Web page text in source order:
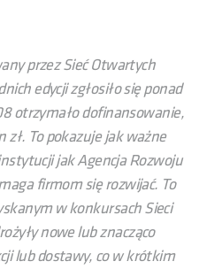
przez Sieć Otwartych
edycji zgłosiło się ponad
otrzymało dofinansowanie,
zł. To pokazuje jak ważne
jak Agencja Rozwoju
firmom się rozwijać. To
w konkursach Sieci
nowe lub znacząco
lub dostawy, co w krótkim